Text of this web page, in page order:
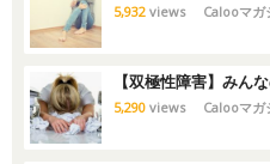
5,932 views Calooマガ
【双極性障害】みん
5,290 views Calooマガ